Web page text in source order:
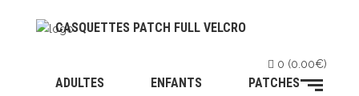
CASQUETTES PATCH FULL VELCRO
ADULTES ENFANTS PATCHES
0 (0.00€)